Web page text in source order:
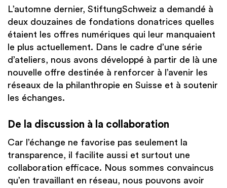
L’automne dernier, StiftungSchweiz a demandé à
deux douzaines de fondations donatrices quelles
étaient les offres numériques qui leur manquaient
le plus actuellement. Dans le cadre d’une série
d’ateliers, nous avons développé à partir de là une
nouvelle offre destinée à renforcer à l’avenir les
réseaux de la philanthropie en Suisse et à soutenir
les échanges.
De la discussion à la collaboration
Car l’échange ne favorise pas seulement la
transparence, il facilite aussi et surtout une
collaboration efficace. Nous sommes convaincus
qu’en travaillant en réseau, nous pouvons avoir